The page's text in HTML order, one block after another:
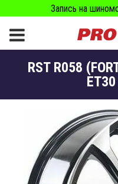
Запись на
RST R058